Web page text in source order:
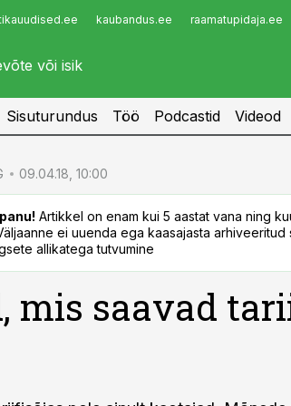
kaubandus.ee raamatupidaja.ee
Infopank
Sisuturundus Töö Podcastid Videod
09.04.18, 10:00
Artikkel on enam kui 5 aastat vana ning
ei uuenda ega kaasajasta arhiveeritud
allikatega tutvumine
mis saavad